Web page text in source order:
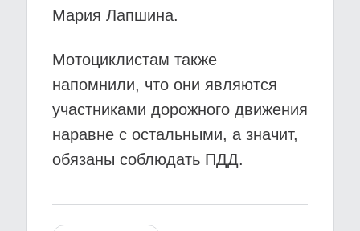
Мария Лапшина.
Мотоциклистам также
напомнили, что они являются
участниками дорожного движения
наравне с остальными, а значит,
обязаны соблюдать ПДД.